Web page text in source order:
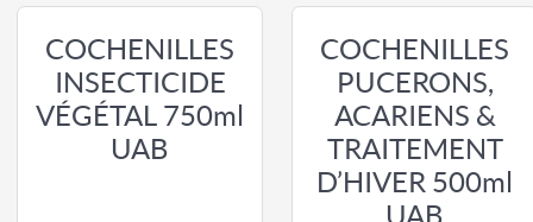
COCHENILLES
INSECTICIDE
VÉGÉTAL 750ml
UAB
COCHENILLES
PUCERONS,
ACARIENS &
TRAITEMENT
D’HIVER 500ml
UAB